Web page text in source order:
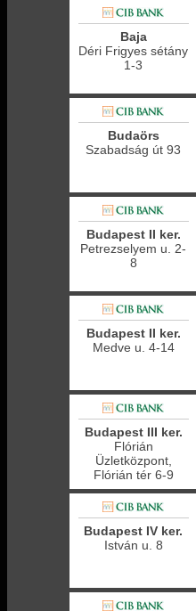
Baja
Déri Frigyes sétány
1-3
Budaörs
Szabadság út 93
Budapest II ker.
Petrezselyem u. 2-
8
Budapest II ker.
Medve u. 4-14
Budapest III ker.
Flórián
Üzletközpont,
Flórián tér 6-9
Budapest IV ker.
István u. 8